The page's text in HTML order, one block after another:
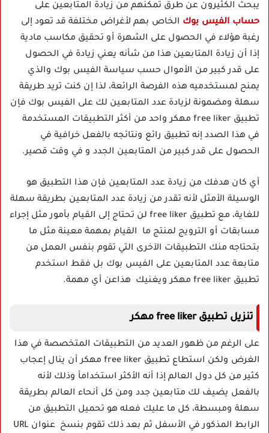
يبحث الكثيرون عن طرق تمكنهم من زيادة المتابعين على
حساب الفيس بوك الخاص بهم لأغراض مختلفة قد تعود إلى
رغبة هؤلاء في الحصول على الشهرة أو تحقيق مكاسب مادية
إذا أن زيادة المتابعين هذا من شأنه يعني زيادة في الحصول
على قدر كبير من الأموال حسب سياسة الفيس بوك والذي
يمنح لمستخدميه هذه الفرصة الرائعة، لذا إن كنت تريد طريقة
سهلة ومضمونة لزيادة عدد المتابعين لك على الفيس بوك فإن
تطبيق free liker مهكر واحد من أكثر التطبيقات المستخدمة
في هذا الصدد إنه تطبيق رائع ونتائجه بالفعل خرافية في
الحصول على قدر كبير من المتابعين الجدد و في وقت قصير.
أي كان هدفك من زيادة عدد المتابعين فإن هذا التطبيق هو
الوسيلة الأمثل لأنه تقدر من زيادة عدد المتابعين بطريقة سهلة
للغاية، مع تطبيق free liker لن تحتاج إلى القيام بأمور مثل إجراء
مسابقات أو الترويج لمنتج ما القيام بمهمة معينة مثل ما
بتحتاجه منك التطبيقات الآخرى التي تقوم بنفس العمل من
متابعة عدد المتابعين على الفيس بوك بل فقط استخدم
تطبيق free liker مهكر ويغنيك هذاعن أي مهمة.
تنزيل تطبيق free liker مهكر
على الرغم من ظهور العديد من التطبيقات المتخصصة في هذا
الغرض ولكن استطاع تطبيق free liker مهكر أن ينال إعجاب
كثير من كل دول العالم إذا أنه الأكثر استخدامأ وذلك لأنه
بالفعل يضيف لك متابعين جدد ومن كل أنحاء العالم بطريقة
سهلة ومبسطة، كل ما عليك فعله هو تحميل التطبيق من
الرابط المذكور في الأسفل ثم بعد ذلك تقوم بنسخ عنوان URL